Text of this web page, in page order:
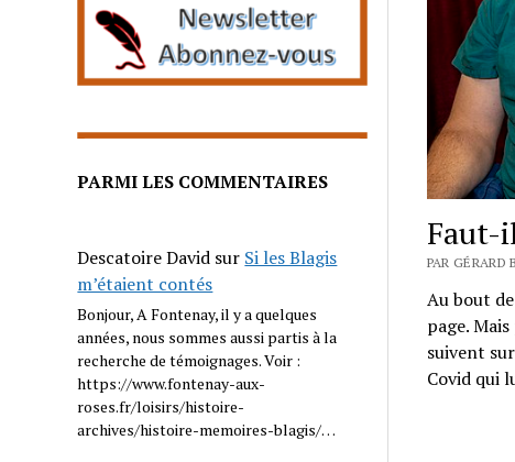
PARMI LES COMMENTAIRES
Descatoire David sur Si les Blagis
m’étaient contés
Bonjour, A Fontenay, il y a quelques
années, nous sommes aussi partis à la
recherche de témoignages. Voir :
https://www.fontenay-aux-
roses.fr/loisirs/histoire-
archives/histoire-memoires-blagis/…
Faut-
PAR GÉRARD
Au bout
page.
suivent
Covid qui